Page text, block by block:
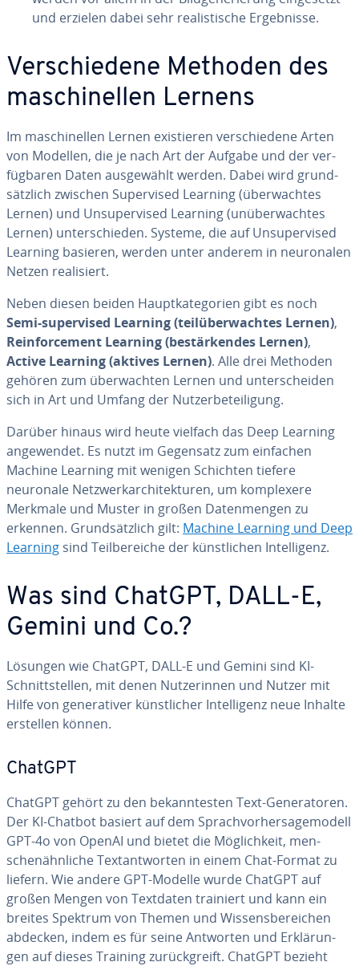
und erzielen dabei sehr rea­lis­ti­sche Er­geb­nis­se.
Ver­schie­de­ne Methoden des
ma­schi­nel­len Lernens
Im ma­schi­nel­len Lernen exis­tie­ren ver­schie­de­ne Arten
von Modellen, die je nach Art der Aufgabe und der ver­
füg­ba­ren Daten aus­ge­wählt werden. Dabei wird grund­
sätz­lich zwischen Su­per­vi­sed Learning (über­wach­tes
Lernen) und Un­su­per­vi­sed Learning (un­über­wach­tes
Lernen) un­ter­schie­den. Systeme, die auf Un­su­per­vi­sed
Learning basieren, werden unter anderem in neu­ro­na­len
Netzen rea­li­siert.
Neben diesen beiden Haupt­ka­te­go­rien gibt es noch
Semi-su­per­vi­sed Learning (teil­über­wach­tes Lernen),
Rein­force­ment Learning (be­stär­ken­des Lernen),
Active Learning (aktives Lernen). Alle drei Methoden
gehören zum über­wach­ten Lernen und un­ter­schei­den
sich in Art und Umfang der Nut­zer­be­tei­li­gung.
Darüber hinaus wird heute vielfach das Deep Learning
an­ge­wen­det. Es nutzt im Gegensatz zum einfachen
Machine Learning mit wenigen Schichten tiefere
neuronale Netz­werk­ar­chi­tek­tu­ren, um kom­ple­xe­re
Merkmale und Muster in großen Da­ten­men­gen zu
erkennen. Grund­sätz­lich gilt: Machine Learning und Deep
Learning sind Teil­be­rei­che der künst­li­chen In­tel­li­genz.
Was sind ChatGPT, DALL-E,
Gemini und Co.?
Lösungen wie ChatGPT, DALL-E und Gemini sind KI-
Schnitt­stel­len, mit denen Nut­ze­rin­nen und Nutzer mit
Hilfe von ge­ne­ra­ti­ver künst­li­cher In­tel­li­genz neue Inhalte
erstellen können.
ChatGPT
ChatGPT gehört zu den be­kann­tes­ten Text-Ge­ne­ra­to­ren.
Der KI-Chatbot basiert auf dem Sprach­vor­her­sa­ge­mo­dell
GPT-4o von OpenAI und bietet die Mög­lich­keit, men­
schen­ähn­li­che Text­ant­wor­ten in einem Chat-Format zu
liefern. Wie andere GPT-Modelle wurde ChatGPT auf
großen Mengen von Textdaten trainiert und kann ein
breites Spektrum von Themen und Wis­sens­be­rei­chen
abdecken, indem es für seine Antworten und Er­klä­run­
gen auf dieses Training zu­rück­greift. ChatGPT bezieht